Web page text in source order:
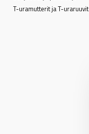
T-uramutterit ja T-uraruuvit